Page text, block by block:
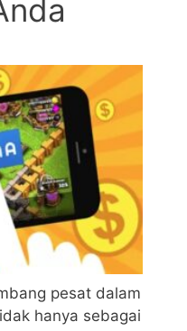
pesat dalam
hanya sebagai